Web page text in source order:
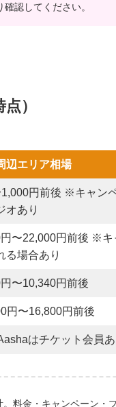
確認してください。
）
辺エリア相場
円前後 ※キャン
オあり
〜22,000円前後 ※キ
る場合あり
〜10,340円前後
円〜16,800円前後
はチケット会員あ
料金・キャンペーン・